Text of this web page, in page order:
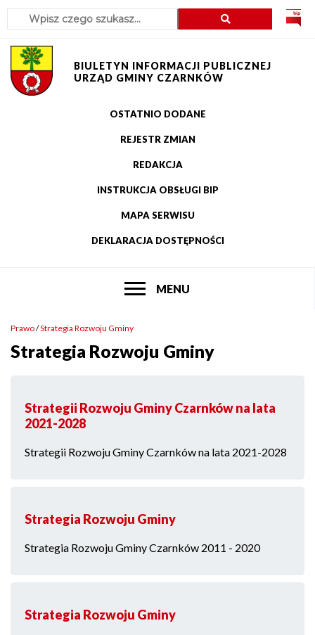
Przejdź
menu
Przejdź
treści
Przejdź
wyszukiwania
Przejdź
stopki
Szukaj
BIULETYN INFORMACJI PUBLICZNEJ
URZĄD GMINY CZARNKÓW
OSTATNIO DODANE
REJESTR ZMIAN
REDAKCJA
INSTRUKCJA OBSŁUGI BIP
MAPA SERWISU
DEKLARACJA DOSTĘPNOŚCI
menu
serwisu
POKAŻ
MENU
Ścieżka
nawigacyjna
Prawo Strategia Rozwoju Gminy
Strategia Rozwoju Gminy
Strategii Rozwoju Gminy Czarnków na lata
2021-2028
Strategii Rozwoju Gminy Czarnków na lata 2021-2028
Strategia Rozwoju Gminy
Strategia Rozwoju Gminy Czarnków 2011 - 2020
Strategia Rozwoju Gminy